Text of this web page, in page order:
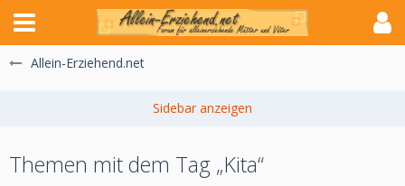
Allein-Erziehend.net
Themen mit dem Tag „Kita“